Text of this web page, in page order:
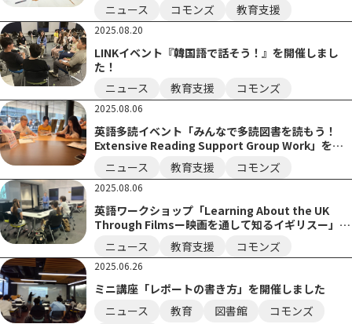
ニュース
コモンズ 教育支援
2025.08.20
LINKイベント『韓国語で話そう！』を開催しまし
た！
ニュース
教育支援 コモンズ
2025.08.06
英語多読イベント「みんなで多読図書を読もう！
Extensive Reading Support Group Work」を開
ニュース 教育支援 コモンズ
2025.08.06
英語ワークショップ「Learning About the UK
Through Filmsー映画を通して知るイギリスー」を
ニュース 教育支援 コモンズ
2025.06.26
ミニ講座「レポートの書き方」を開催しました
ニュース
教育 図書館
コモンズ